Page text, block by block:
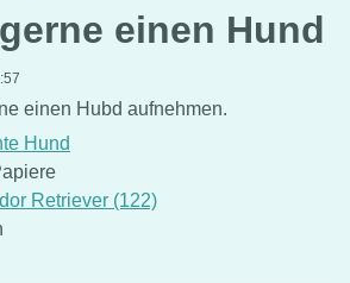
einen Hund
einen Hubd aufnehmen.
Hund
Retriever (122)